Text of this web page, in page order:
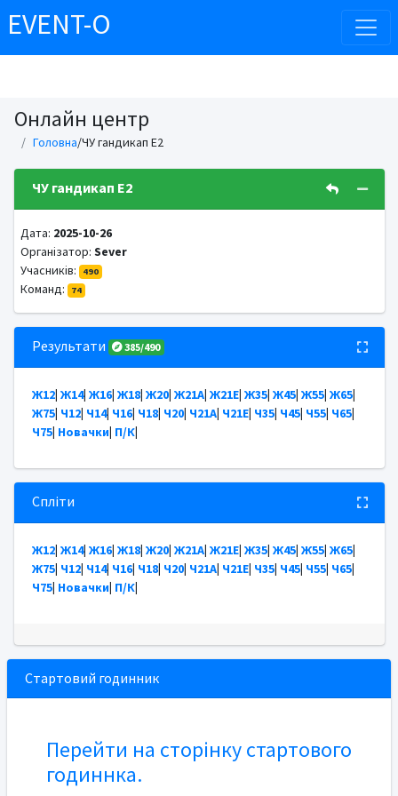
EVENT-O
Онлайн центр
Головна/ЧУ гандикап E2
ЧУ гандикап E2
Дата: 2025-10-26
Організатор: Sever
Учасників:
490
Команд: 74
Результати 385/490
Ж12| Ж14| Ж16| Ж18| Ж20| Ж21А| Ж21Е| Ж35| Ж45| Ж55| Ж65|
Ж75| Ч12| Ч14| Ч16| Ч18| Ч20| Ч21А| Ч21Е| Ч35| Ч45| Ч55| Ч65|
Ч75| Новачки| П/К|
Спліти
Ж12| Ж14| Ж16| Ж18| Ж20| Ж21А| Ж21Е| Ж35| Ж45| Ж55| Ж65|
Ж75| Ч12| Ч14| Ч16| Ч18| Ч20| Ч21А| Ч21Е| Ч35| Ч45| Ч55| Ч65|
Ч75| Новачки| П/К|
Стартовий годинник
Перейти на сторінку стартового
годиннка.